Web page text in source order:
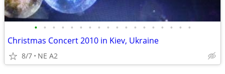
• • • • • • • • • • • • • • • • • •
Christmas Concert 2010 in Kiev, Ukraine
8/7 NE A2